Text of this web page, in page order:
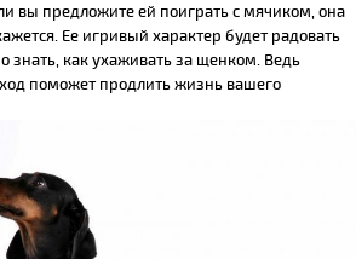
вы предложите ей поиграть с мячиком, она
Ее игривый характер будет радовать
знать, как ухаживать за щенком. Ведь
поможет продлить жизнь вашего